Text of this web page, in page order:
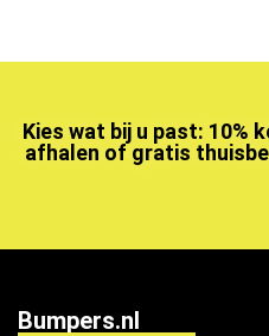
Kies wat bij u past: 10%
afhalen of gratis
Bumpers.nl